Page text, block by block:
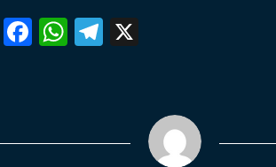
Fa W
pp
Te
m